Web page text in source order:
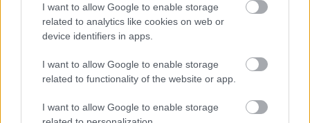
I want to allow Google to enable storage
related to analytics like cookies on web or
device identifiers in apps.
I want to allow Google to enable storage
related to functionality of the website or app.
I want to allow Google to enable storage
Πιθανές ιδιότητες
καταπολέμησης του καρκίνου
Τα καρύδια μακαντέμια τραβούν την προσοχή για
καρκίνου. Περιέχουν τοκοτριενόλες, έναν τύπο